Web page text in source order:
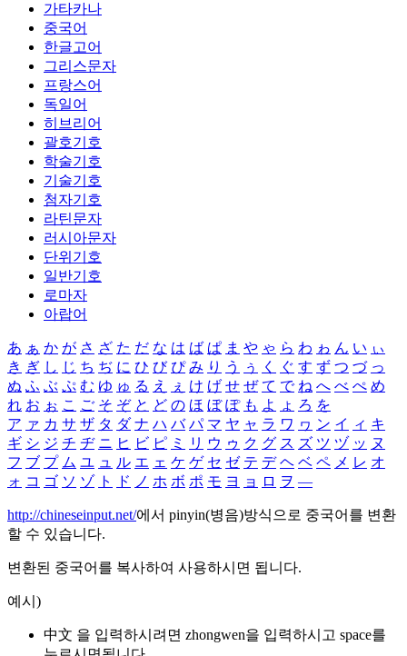
가타카나
중국어
한글고어
그리스문자
프랑스어
독일어
히브리어
괄호기호
학술기호
기술기호
첨자기호
라틴문자
러시아문자
단위기호
일반기호
로마자
아랍어
あ ぁ か が さ ざ た だ な は ば ぱ ま や ゃ ら わ ゎ ん い ぃ
き ぎ し じ ち ぢ に ひ び ぴ み り う ぅ く ぐ す ず つ づ っ
ぬ ふ ぶ ぷ む ゆ ゅ る え ぇ け げ せ ぜ て で ね へ べ ぺ め
れ お ぉ こ ご そ ぞ と ど の ほ ぼ ぽ も よ ょ ろ を
ア ァ カ サ ザ タ ダ ナ ハ バ パ マ ヤ ャ ラ ワ ヮ ン イ ィ キ
ギ シ ジ チ ヂ ニ ヒ ビ ピ ミ リ ウ ゥ ク グ ス ズ ツ ヅ ッ ヌ
フ ブ プ ム ユ ュ ル エ ェ ケ ゲ セ ゼ テ デ ヘ ベ ペ メ レ オ
ォ コ ゴ ソ ゾ ト ド ノ ホ ボ ポ モ ヨ ョ ロ ヲ ―
http://chineseinput.net/에서 pinyin(병음)방식으로 중국어를 변환
할 수 있습니다.
변환된 중국어를 복사하여 사용하시면 됩니다.
예시)
中文 을 입력하시려면 zhongwen을 입력하시고 space를